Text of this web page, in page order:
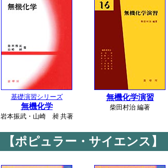
基礎演習シリーズ
無機化学
岩本振武・山崎 昶 共著
無機化学演習
柴田村治 編著
【ポピュラー・サイエンス】